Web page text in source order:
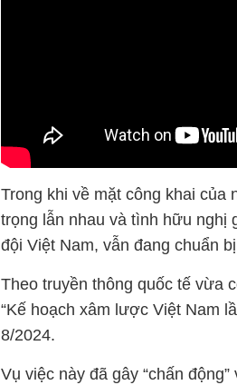
Trong khi về mặt công khai
trọng lẫn nhau và tình hữu nghị
đội Việt Nam, vẫn đang chuẩn
Theo truyền thông quốc tế vừa
“Kế hoạch xâm lược Việt Nam
8/2024.
Vụ việc này đã gây “chấn